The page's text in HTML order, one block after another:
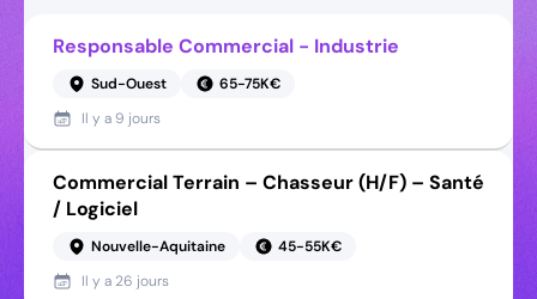
Responsable Commercial - Industrie
Sud-Ouest
65-75K€
Il y a 9 jours
Commercial Terrain – Chasseur (H/F) – Santé
/ Logiciel
Nouvelle-Aquitaine
45-55K€
Il y a 26 jours